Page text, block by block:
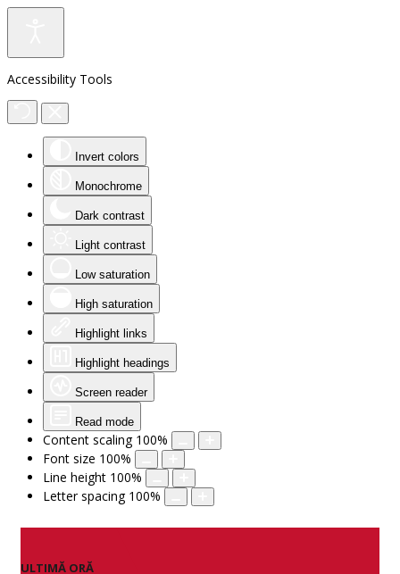
Accessibility Tools
Invert colors
Monochrome
Dark contrast
Light contrast
Low saturation
High saturation
Highlight links
Highlight headings
Screen reader
Read mode
Content scaling 100%
Font size 100%
Line height 100%
Letter spacing 100%
ULTIMĂ ORĂ